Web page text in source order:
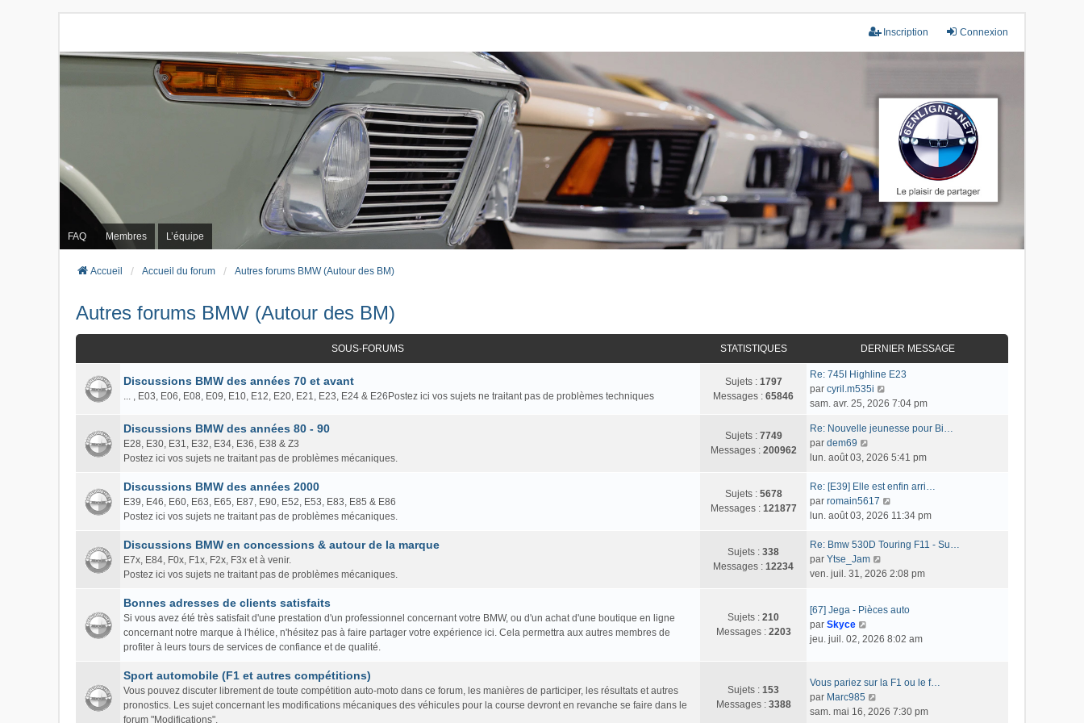
Connexion
Inscription
FAQ Membres L’équipe
Accueil Accueil du forum Autres forums BMW (Autour des BM)
Autres forums BMW (Autour des BM)
SOUS-FORUMS STATISTIQUES DERNIER MESSAGE
Discussions BMW des années 70 et avant
... , E03, E06, E08, E09, E10, E12, E20, E21, E23, E24 & E26Postez ici vos sujets ne traitant pas de problèmes techniques
Sujets : 1797
Messages : 65846
Re: 745I Highline E23
par cyril.m535i
o
s
l
e
r
l
d
r
i
r
s
a
sam. avr. 25, 2026 7:04 pm
Discussions BMW des années 80 - 90
E28, E30, E31, E32, E34, E36, E38 & Z3
Postez ici vos sujets ne traitant pas de problèmes mécaniques.
Sujets : 7749
Messages : 200962
Re: Nouvelle jeunesse pour Bi…
par dem69
o
s
u
l
e
r
l
e
n
r
m
e
lun. août 03, 2026 5:41 pm
Discussions BMW des années 2000
E39, E46, E60, E63, E65, E87, E90, E52, E53, E83, E85 & E86
Postez ici vos sujets ne traitant pas de problèmes mécaniques.
Sujets : 5678
Messages : 121877
Re: [E39] Elle est enfin arri…
par romain5617
o
s
l
r
e
r
lun. août 03, 2026 11:34 pm
Discussions BMW en concessions & autour de la marque
E7x, E84, F0x, F1x, F2x, F3x et à venir.
Postez ici vos sujets ne traitant pas de problèmes mécaniques.
Sujets : 338
Messages : 12234
Re: Bmw 530D Touring F11 - Su…
par Ytse_Jam
o
u
t
l
d
ven. juil. 31, 2026 2:08 pm
Bonnes adresses de clients satisfaits
Si vous avez été très satisfait d'une prestation d'un professionnel concernant votre BMW, ou d'un achat d'une boutique en ligne
concernant notre marque à l'hélice, n'hésitez pas à faire partager votre expérience ici. Cela permettra aux autres membres de
profiter à leurs tours de services de confiance et de qualité.
Sujets : 210
Messages : 2203
[67] Jega - Pièces auto
par Skyce
o
u
l
t
jeu. juil. 02, 2026 8:02 am
Sport automobile (F1 et autres compétitions)
Vous pouvez discuter librement de toute compétition auto-moto dans ce forum, les manières de participer, les résultats et autres
pronostics. Les sujet concernant les modifications mécaniques des véhicules pour la course devront en revanche se faire dans le
forum "Modifications".
Sujets : 153
Messages : 3388
Vous pariez sur la F1 ou le f…
par Marc985
o
sam. mai 16, 2026 7:30 pm